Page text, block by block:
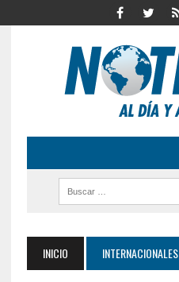
INICIO INTERNACIONALES